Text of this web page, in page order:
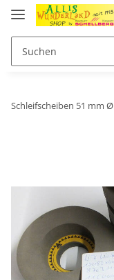
Schleifscheiben 51 mm Ø